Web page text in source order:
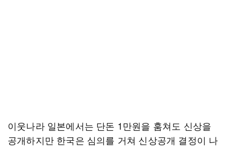
이웃나라 일본에서는 단돈 1만원을 훔쳐도 신상을
공개하지만 한국은 심의를 거쳐 신상공개 결정이 나